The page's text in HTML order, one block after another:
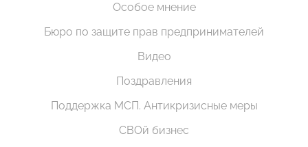
Особое мнение
Бюро по защите прав предпринимателей
Видео
Поздравления
Поддержка МСП. Антикризисные меры
СВОй бизнес